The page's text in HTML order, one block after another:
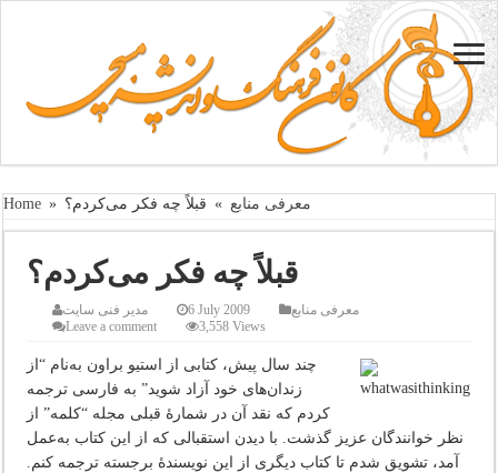
Home » معرفی منابع » قبلاً چه فکر می‌کردم؟
قبلاً چه فکر می‌کردم؟
مدیر فنی سایت 6 July 2009
معرفی منابع
Leave a comment
3,558 Views
چند سال پیش، کتابی از استیو براون به‌نام “از
زندان‌های خود آزاد شوید” به فارسی ترجمه
کردم که نقد آن در شمارۀ قبلی مجله “کلمه” از
نظر خوانندگان عزیز گذشت. با دیدن استقبالی که از این کتاب به‌عمل
آمد، تشویق شدم تا کتاب دیگری از این نویسندۀ برجسته ترجمه کنم.